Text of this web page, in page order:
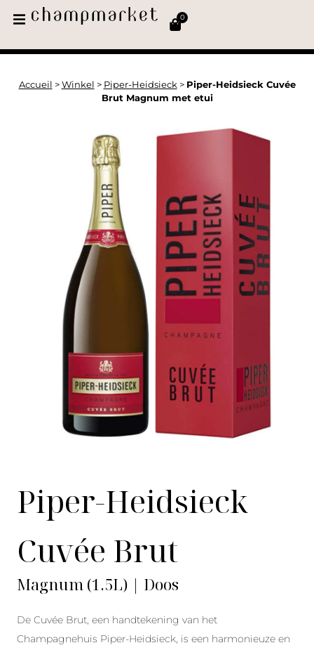
0
Accueil > Winkel > Piper-Heidsieck > Piper-Heidsieck Cuvée
Brut Magnum met etui
Piper-Heidsieck
Cuvée Brut
Magnum (1.5L) | Doos
De Cuvée Brut, een handtekening van het
Champagnehuis Piper-Heidsieck, is een harmonieuze en